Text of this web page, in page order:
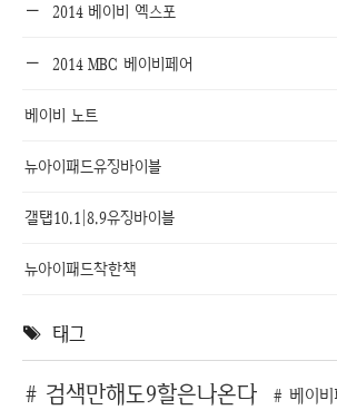
2014 베이비 엑스포
2014 MBC 베이비페어
베이비 노트
뉴아이패드유징바이블
갤탭10.1|8.9유징바이블
뉴아이패드착한책
태그
검색만해도9할은나온다 베이비